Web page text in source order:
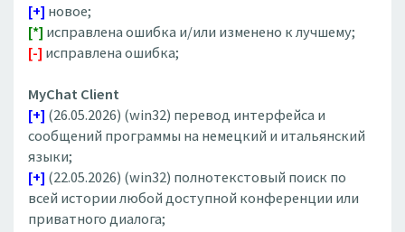
[+] новое;
[*] исправлена ошибка и/или изменено к лучшему;
[-] исправлена ошибка;
MyChat Client
[+] (26.05.2026) (win32) перевод интерфейса и
сообщений программы на немецкий и итальянский
языки;
[+] (22.05.2026) (win32) полнотекстовый поиск по
всей истории любой доступной конференции или
приватного диалога;